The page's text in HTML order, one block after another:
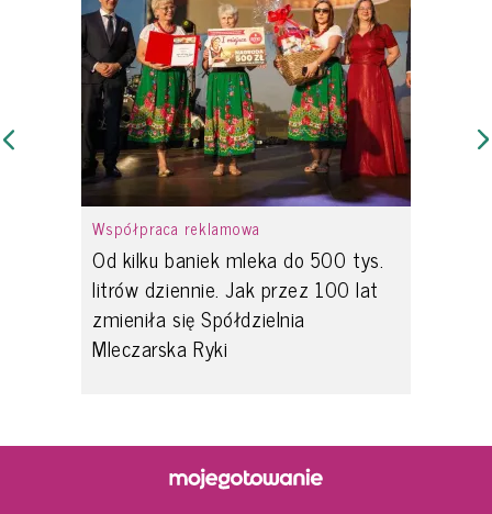
Współpraca reklamowa
Od kilku baniek mleka do 500 tys.
litrów dziennie. Jak przez 100 lat
zmieniła się Spółdzielnia
Mleczarska Ryki